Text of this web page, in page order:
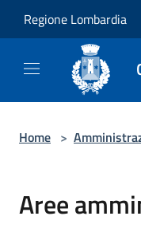
Regione Lombardia
Home >
Aree